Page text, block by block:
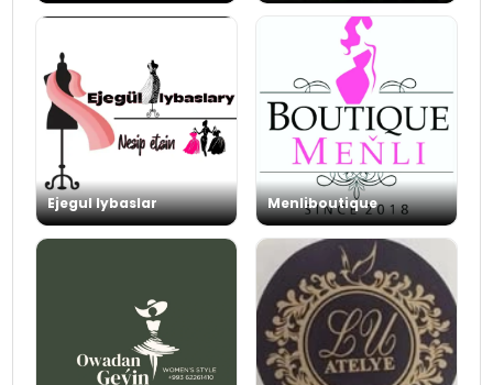
Ejegul lybaslar Menliboutique